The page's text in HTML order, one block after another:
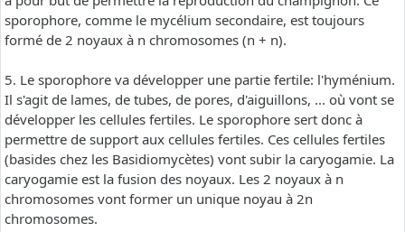
sporophore, comme le mycélium secondaire, est toujours
formé de 2 noyaux à n chromosomes (n + n).
5. Le sporophore va développer une partie fertile: l'hyménium.
Il s'agit de lames, de tubes, de pores, d'aiguillons, ... où vont se
développer les cellules fertiles. Le sporophore sert donc à
permettre de support aux cellules fertiles. Ces cellules fertiles
(basides chez les Basidiomycètes) vont subir la caryogamie. La
caryogamie est la fusion des noyaux. Les 2 noyaux à n
chromosomes vont former un unique noyau à 2n
chromosomes.